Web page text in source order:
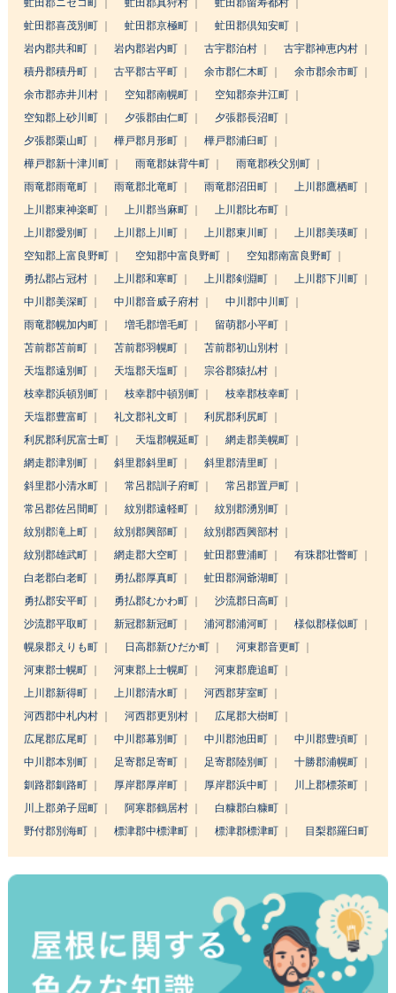
虻田郡ニセコ町 虻田郡真狩村
虻田郡留寿都村
虻田郡喜茂別町
虻田郡京極町
虻田郡倶知安町
岩内郡共和町
岩内郡岩内町 古宇郡泊村
古宇郡神恵内村
積丹郡積丹町
古平郡古平町 余市郡仁木町
余市郡余市町
余市郡赤井川村
空知郡南幌町
空知郡奈井江町
空知郡上砂川町
夕張郡由仁町
夕張郡長沼町
夕張郡栗山町
樺戸郡月形町
樺戸郡浦臼町
樺戸郡新十津川町
雨竜郡妹背牛町
雨竜郡秩父別町
雨竜郡雨竜町
雨竜郡北竜町 雨竜郡沼田町
上川郡鷹栖町
上川郡東神楽町
上川郡当麻町
上川郡比布町
上川郡愛別町
上川郡上川町 上川郡東川町
上川郡美瑛町
空知郡上富良野町
空知郡中富良野町
空知郡南富良野町
勇払郡占冠村
上川郡和寒町 上川郡剣淵町
上川郡下川町
中川郡美深町
中川郡音威子府村
中川郡中川町
雨竜郡幌加内町
増毛郡増毛町
留萌郡小平町
苫前郡苫前町
苫前郡羽幌町
苫前郡初山別村
天塩郡遠別町
天塩郡天塩町
宗谷郡猿払村
枝幸郡浜頓別町
枝幸郡中頓別町
枝幸郡枝幸町
天塩郡豊富町
礼文郡礼文町
利尻郡利尻町
利尻郡利尻富士町
天塩郡幌延町
網走郡美幌町
網走郡津別町
斜里郡斜里町
斜里郡清里町
斜里郡小清水町
常呂郡訓子府町
常呂郡置戸町
常呂郡佐呂間町
紋別郡遠軽町
紋別郡湧別町
紋別郡滝上町
紋別郡興部町
紋別郡西興部村
紋別郡雄武町
網走郡大空町 虻田郡豊浦町
有珠郡壮瞥町
白老郡白老町
勇払郡厚真町
虻田郡洞爺湖町
勇払郡安平町
勇払郡むかわ町
沙流郡日高町
沙流郡平取町
新冠郡新冠町 浦河郡浦河町
様似郡様似町
幌泉郡えりも町
日高郡新ひだか町
河東郡音更町
河東郡士幌町
河東郡上士幌町
河東郡鹿追町
上川郡新得町
上川郡清水町
河西郡芽室町
河西郡中札内村
河西郡更別村
広尾郡大樹町
広尾郡広尾町
中川郡幕別町 中川郡池田町
中川郡豊頃町
中川郡本別町
足寄郡足寄町 足寄郡陸別町
十勝郡浦幌町
釧路郡釧路町
厚岸郡厚岸町 厚岸郡浜中町
川上郡標茶町
川上郡弟子屈町
阿寒郡鶴居村
白糠郡白糠町
野付郡別海町
標津郡中標津町 標津郡標津町 目梨郡羅臼町